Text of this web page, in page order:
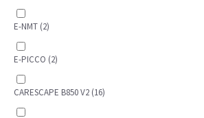
E-NMT (2)
E-PICCO (2)
CARESCAPE B850 V2 (16)